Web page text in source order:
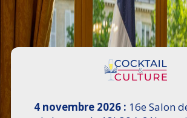
4 novembre 2026 : 16e Salon